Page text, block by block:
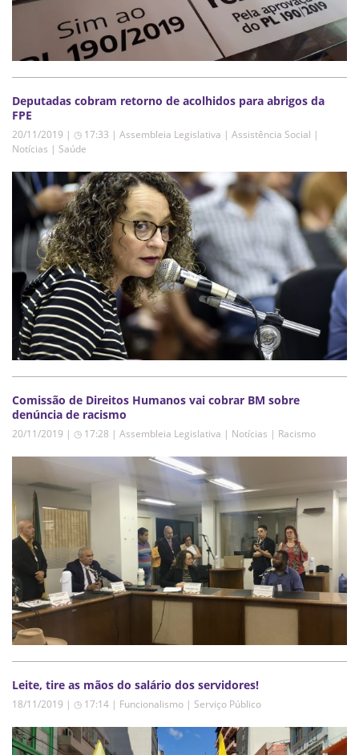
Deputadas cobram retorno de acolhidos para abrigos da
FPE
20/11/2019 | ◷ 17:33 | Assembleia Legislativa | Assistência Social |
Notícias | Saúde
Comissão de Direitos Humanos vai cobrar BM sobre
denúncia de racismo
20/11/2019 | ◷ 17:28 | Assembleia Legislativa | Notícias | Racismo
Leite, tire as mãos do salário dos servidores!
18/11/2019 | ◷ 17:14 | Funcionalismo | Serviço Público